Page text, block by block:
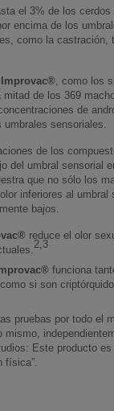
el 3% de los
encima de los
como la castración,
Improvac® , como los
de los 369
de
sensoriales.
de los
del umbral sensorial
que no sólo los
inferiores al umbral
bajos.
reduce el olor
2,3
funciona
si son
pruebas por todo el
Este producto